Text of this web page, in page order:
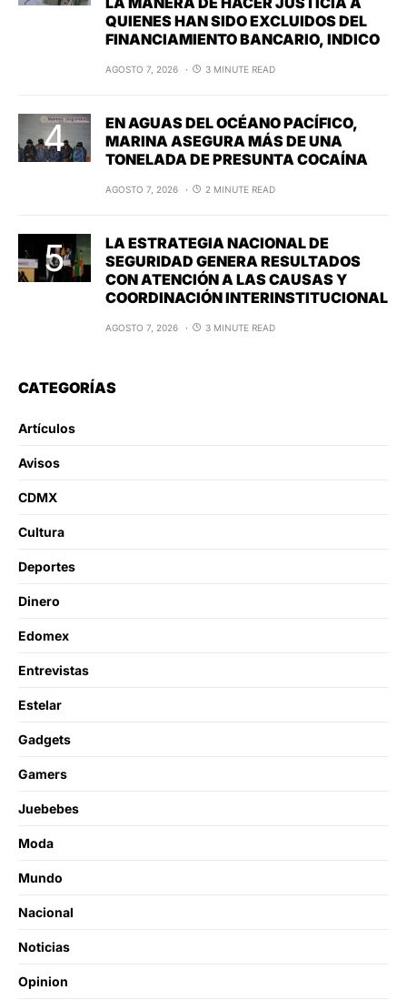
QUIENES HAN SIDO EXCLUIDOS DEL
FINANCIAMIENTO BANCARIO, INDICO
AGOSTO 7, 2026 3 MINUTE READ
EN AGUAS DEL OCÉANO PACÍFICO,
MARINA ASEGURA MÁS DE UNA
TONELADA DE PRESUNTA COCAÍNA
AGOSTO 7, 2026 2 MINUTE READ
LA ESTRATEGIA NACIONAL DE
SEGURIDAD GENERA RESULTADOS
CON ATENCIÓN A LAS CAUSAS Y
COORDINACIÓN INTERINSTITUCIONAL
AGOSTO 7, 2026 3 MINUTE READ
CATEGORÍAS
Artículos
Avisos
CDMX
Cultura
Deportes
Dinero
Edomex
Entrevistas
Estelar
Gadgets
Gamers
Juebebes
Moda
Mundo
Nacional
Noticias
Opinion